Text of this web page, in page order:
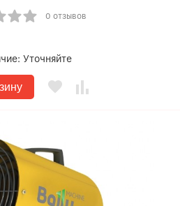
0 отзывов
Уточняйте